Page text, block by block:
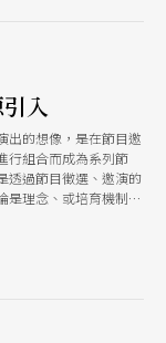
入
出的想像，是在節目邀
行組合而成為系列節
透過節目徵選、邀演的
是理念、或培育機制
玫瑰藝術節、臺南藝
，開始有策展人身